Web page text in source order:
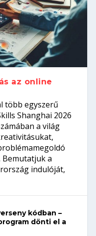
ezeket a
felvételi?
kódban –
dönti el a
kapcsolódj ki
az online
több egyszerű
Shanghai 2026
a világ
Bemutatjuk a
indulóját,
kódban –
dönti el a